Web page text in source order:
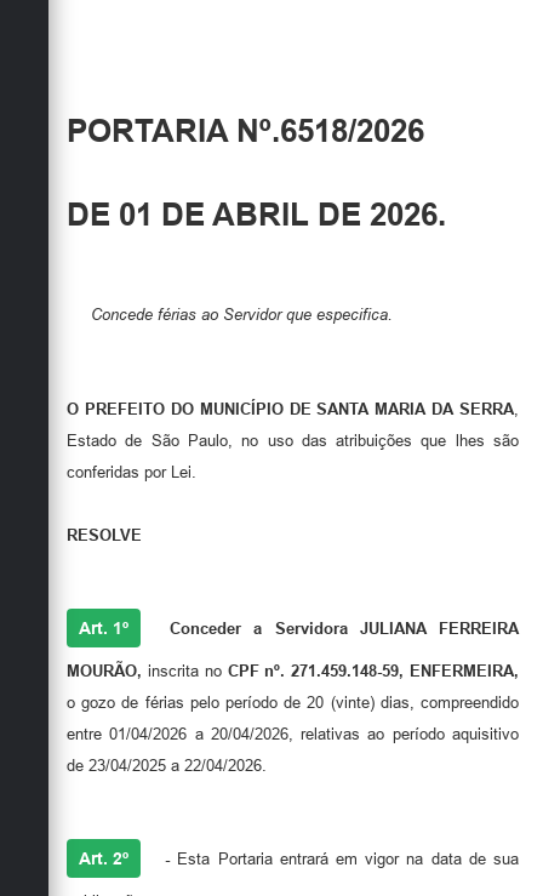
PORTARIA Nº.6518/2026
DE 01 DE ABRIL DE 2026.
Concede férias ao Servidor que especifica.
O PREFEITO DO MUNICÍPIO DE SANTA MARIA DA SERRA
Estado de São Paulo, no uso das atribuições que lhes são
conferidas por Lei.
RESOLVE
Art. 1º Conceder a Servidora JULIANA FERREIRA
MOURÃO, inscrita noCPF nº. 271.459.148-59, ENFERMEIRA,
o gozo de férias pelo período de 20 (vinte) dias, compreendido
entre 01/04/2026 a 20/04/2026, relativas ao período aquisitivo
de 23/04/2025 a 22/04/2026.
Art. 2º - Esta Portaria entrará em vigor na data de sua